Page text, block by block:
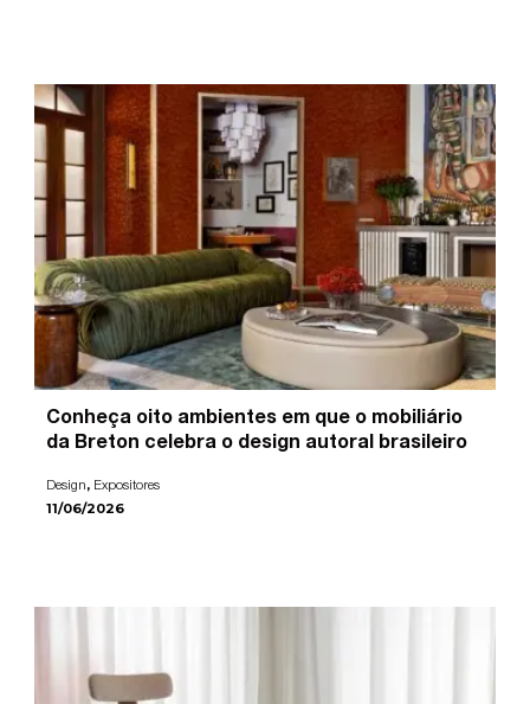
Conheça oito ambientes em que o mobiliário
da Breton celebra o design autoral brasileiro
Design, Expositores
11/06/2026